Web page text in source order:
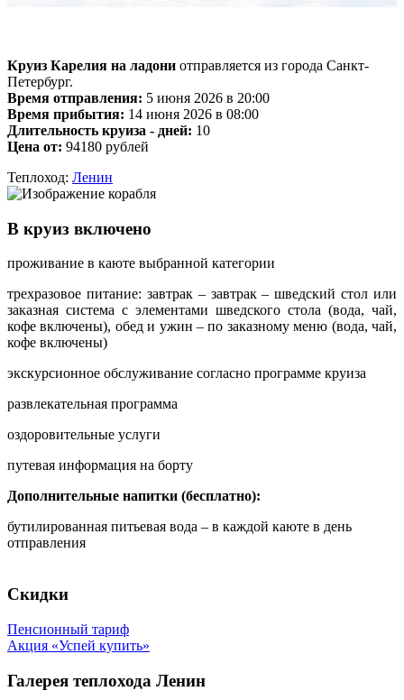
Круиз Карелия на ладони отправляется из города Санкт-
Петербург.
Время отправления: 5 июня 2026 в 20:00
Время прибытия: 14 июня 2026 в 08:00
Длительность круиза - дней: 10
Цена от: 94180 рублей
Теплоход: Ленин
В круиз включено
проживание в каюте выбранной категории
трехразовое питание: завтрак – завтрак – шведский стол или
заказная система с элементами шведского стола (вода, чай,
кофе включены), обед и ужин – по заказному меню (вода, чай,
кофе включены)
экскурсионное обслуживание согласно программе круиза
развлекательная программа
оздоровительные услуги
путевая информация на борту
Дополнительные напитки (бесплатно):
бутилированная питьевая вода – в каждой каюте в день
отправления
Скидки
Пенсионный тариф
Акция «Успей купить»
Галерея теплохода Ленин